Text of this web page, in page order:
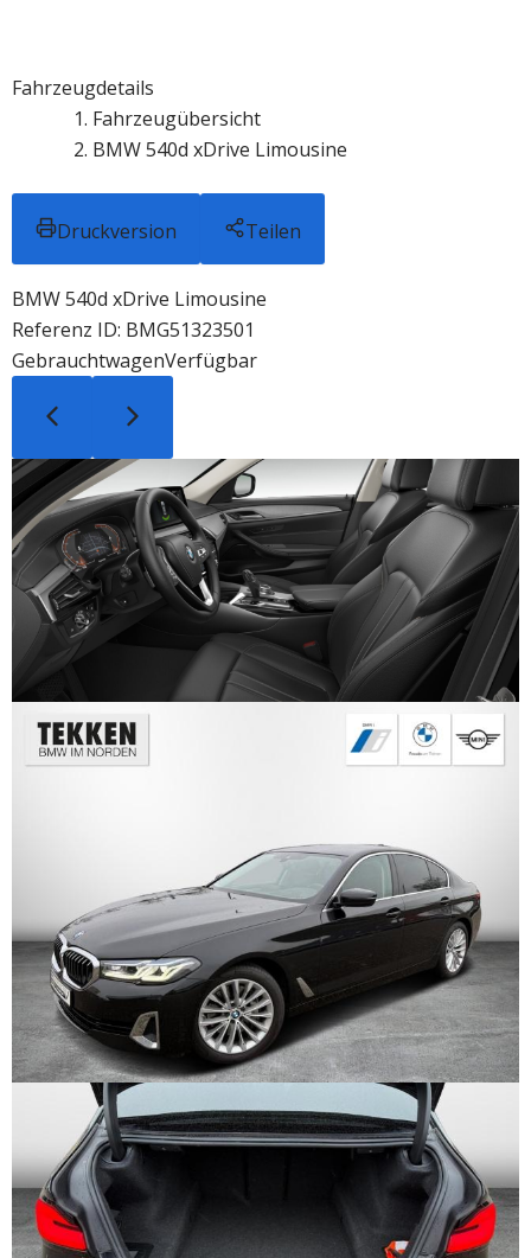
Fahrzeugdetails
Fahrzeugübersicht
BMW 540d xDrive Limousine
Druckversion Teilen
BMW 540d xDrive Limousine
Referenz ID: BMG51323501
GebrauchtwagenVerfügbar